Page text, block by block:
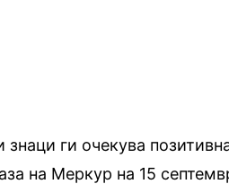
знаци ги очекува
на Меркур на 15